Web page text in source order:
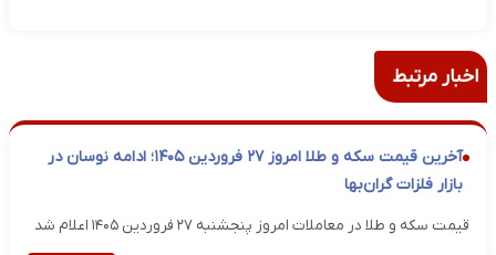
اخبار مرتبط
آخرین قیمت سکه و طلا امروز ۲۷ فروردین ۱۴۰۵؛ ادامه نوسان در
بازار فلزات گران‌بها
قیمت سکه و طلا در معاملات امروز پنجشنبه ۲۷ فروردین ۱۴۰۵ اعلام شد